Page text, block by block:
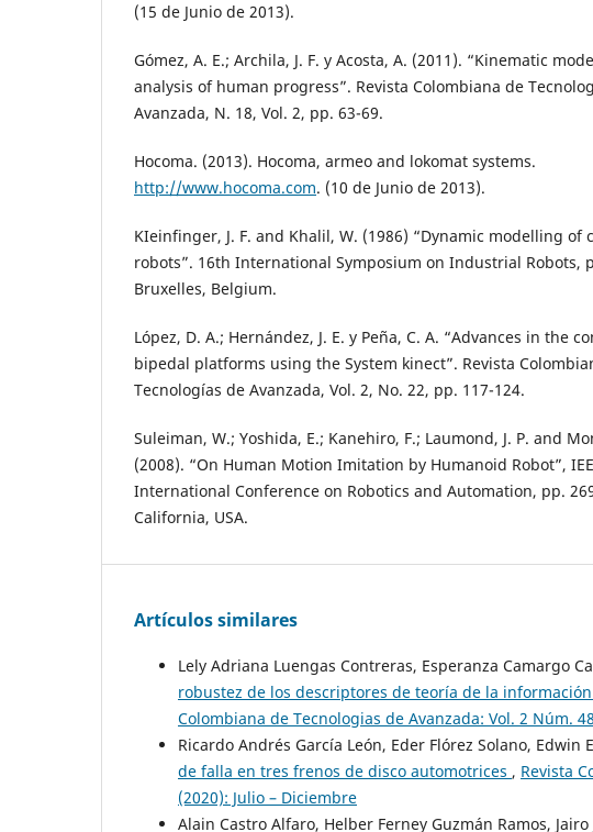
(15 de Junio de 2013).
Gómez, A. E.; Archila, J. F. y Acosta, A. (2011). “Kinematic
analysis of human progress”. Revista Colombiana de
Avanzada, N. 18, Vol. 2, pp. 63-69.
Hocoma. (2013). Hocoma, armeo and lokomat systems.
http://www.hocoma.com. (10 de Junio de 2013).
KIeinfinger, J. F. and Khalil, W. (1986) “Dynamic modelling of
robots”. 16th International Symposium on Industrial Robots,
Bruxelles, Belgium.
López, D. A.; Hernández, J. E. y Peña, C. A. “Advances in the
bipedal platforms using the System kinect”. Revista
Tecnologías de Avanzada, Vol. 2, No. 22, pp. 117-124.
Suleiman, W.; Yoshida, E.; Kanehiro, F.; Laumond, J. P. and
(2008). “On Human Motion Imitation by Humanoid Robot”,
International Conference on Robotics and Automation, pp.
California, USA.
Artículos similares
Lely Adriana Luengas Contreras, Esperanza Camargo
robustez de los descriptores de teoría de la
Colombiana de Tecnologias de Avanzada: Vol. 2 Núm.
Ricardo Andrés García León, Eder Flórez Solano, Edwin
de falla en tres frenos de disco automotrices , Revista
(2020): Julio – Diciembre
Alain Castro Alfaro, Helber Ferney Guzmán Ramos,